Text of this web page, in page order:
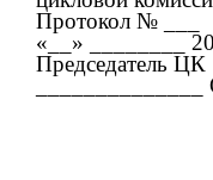
Протокол № ___
«__» ________
Председатель ЦК